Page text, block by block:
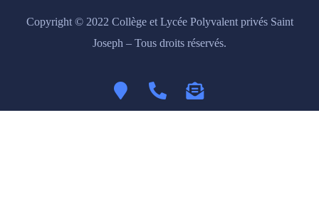
Copyright © 2022 Collège et Lycée Polyvalent privés Saint
Joseph – Tous droits réservés.